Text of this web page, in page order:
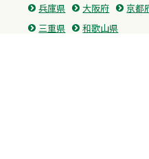
兵庫県 大阪府 京都
三重県
和歌山県